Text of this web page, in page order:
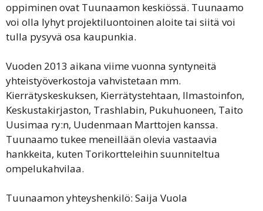
oppiminen ovat Tuunaamon keskiössä. Tuunaamo
voi olla lyhyt projektiluontoinen aloite tai siitä voi
tulla pysyvä osa kaupunkia.
Vuoden 2013 aikana viime vuonna syntyneitä
yhteistyöverkostoja vahvistetaan mm.
Kierrätyskeskuksen, Kierrätystehtaan, Ilmastoinfon,
Keskustakirjaston, Trashlabin, Pukuhuoneen, Taito
Uusimaa ry:n, Uudenmaan Marttojen kanssa.
Tuunaamo tukee meneillään olevia vastaavia
hankkeita, kuten Torikortteleihin suunniteltua
ompelukahvilaa.
Tuunaamon yhteyshenkilö: Saija Vuola